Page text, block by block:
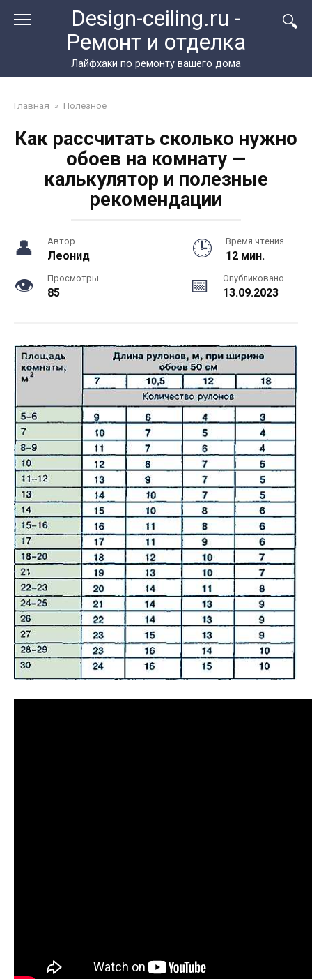
Design-ceiling.ru -
Ремонт и отделка
Лайфхаки по ремонту вашего дома
Главная » Полезное
Как рассчитать сколько нужно
обоев на комнату —
калькулятор и полезные
рекомендации
Автор
Леонид
Время чтения
12 мин.
Просмотры
85
Опубликовано
13.09.2023